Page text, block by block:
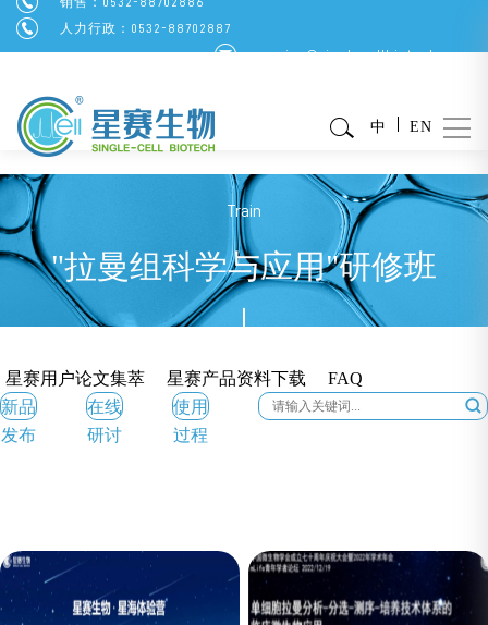
销售：0532-88702886
人力行政：0532-88702887
service@singlecellbiotech.com
中 EN
Train
"拉曼组科学与应用"研修班
星赛用户论文集萃 星赛产品资料下载
FAQ
新品
发布
在线
研讨
使用
过程